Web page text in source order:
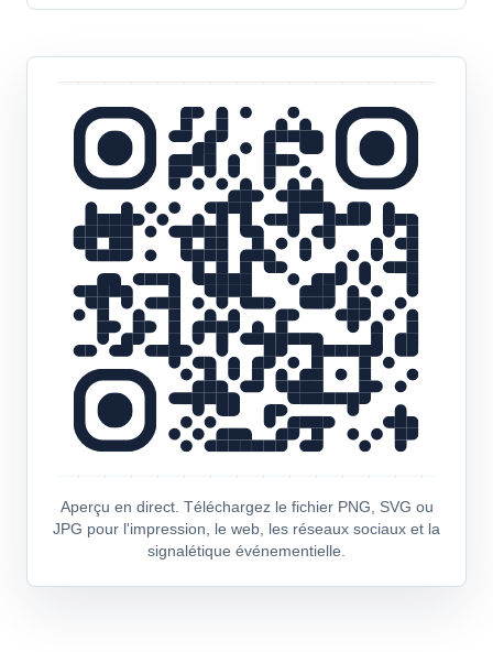
Aperçu en direct. Téléchargez le fichier PNG, SVG ou
JPG pour l'impression, le web, les réseaux sociaux et la
signalétique événementielle.